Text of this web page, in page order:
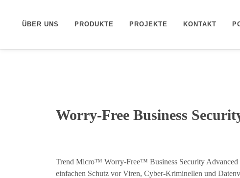
ÜBER UNS PRODUKTE PROJEKTE KONTAKT
Worry-Free Business
Trend Micro™ Worry-Free™ Business Security Advanced
einfachen Schutz vor Viren, Cyber-Kriminellen und